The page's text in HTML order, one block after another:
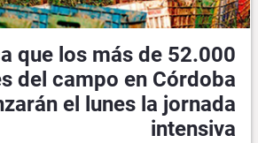
que los más de 52.000
del campo en Córdoba
el lunes la jornada
intensiva